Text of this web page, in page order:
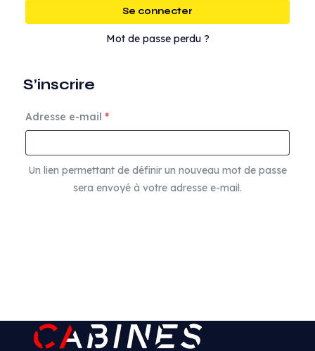
Se connecter
Mot de passe perdu ?
S’inscrire
Adresse e-mail *
Un lien permettant de définir un nouveau mot de passe
sera envoyé à votre adresse e-mail.